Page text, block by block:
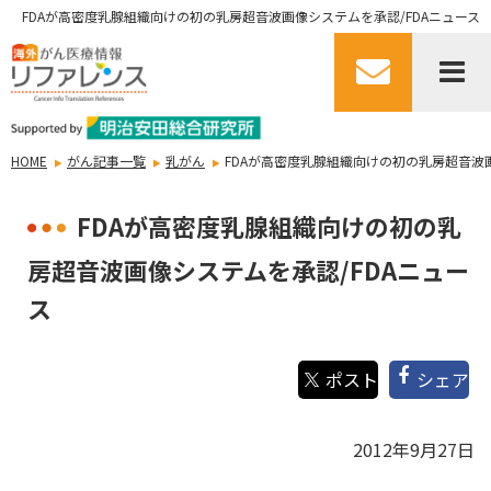
FDAが高密度乳腺組織向けの初の乳房超音波画像システムを承認/FDAニュース
HOME がん記事一覧 乳がん FDAが高密度乳腺組織向けの初の乳房超音
FDAが高密度乳腺組織向けの初の乳
房超音波画像システムを承認/FDAニュー
ス
シェア
2012年9月27日